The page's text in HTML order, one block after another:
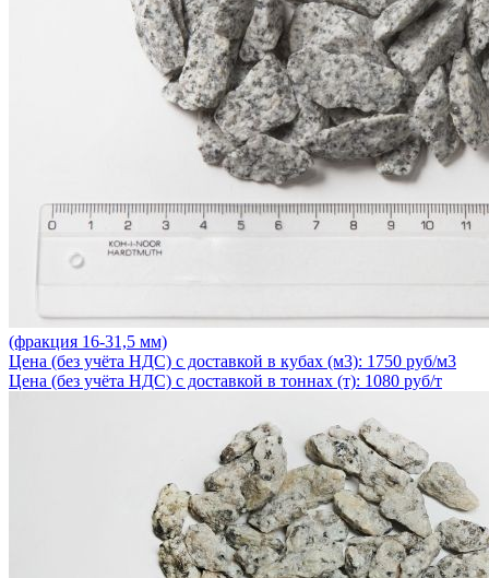
(фракция 16-31,5 мм)
Цена (без учёта НДС) с доставкой в кубах (м3): 1750 руб/м3
Цена (без учёта НДС) с доставкой в тоннах (т): 1080 руб/т